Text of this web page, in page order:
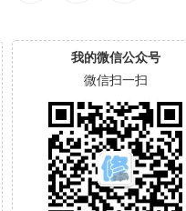
我的微信公众号
微信扫一扫